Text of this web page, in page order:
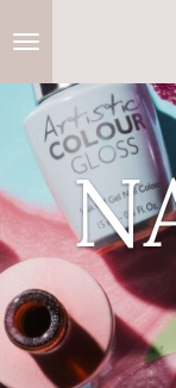
naar
hoofdinhoud